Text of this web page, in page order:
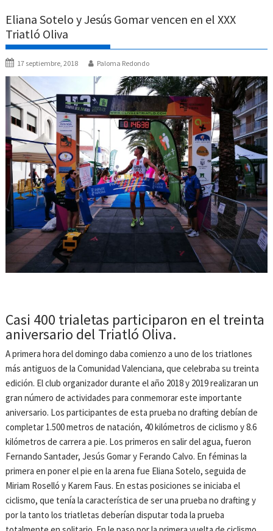
Eliana Sotelo y Jesús Gomar vencen en el XXX
Triatló Oliva
17 septiembre, 2018 Paloma Redondo
Casi 400 trialetas participaron en el treinta
aniversario del Triatló Oliva.
A primera hora del domingo daba comienzo a uno de los triatlones
más antiguos de la Comunidad Valenciana, que celebraba su treinta
edición. El club organizador durante el año 2018 y 2019 realizaran un
gran número de actividades para conmemorar este importante
aniversario. Los participantes de esta prueba no drafting debían de
completar 1.500 metros de natación, 40 kilómetros de ciclismo y 8.6
kilómetros de carrera a pie. Los primeros en salir del agua, fueron
Fernando Santader, Jesús Gomar y Ferando Calvo. En féminas la
primera en poner el pie en la arena fue Eliana Sotelo, seguida de
Miriam Roselló y Karem Faus. En estas posiciones se iniciaba el
ciclismo, que tenía la característica de ser una prueba no drafting y
por la tanto los triatletas deberían disputar toda la prueba